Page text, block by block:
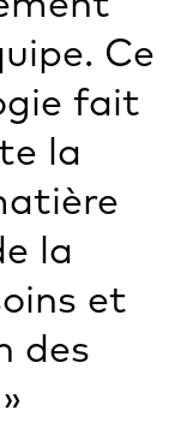
Ce
fait
la
la
et
des